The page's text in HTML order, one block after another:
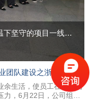
炎炎夏日送“清凉” 公司领导慰问高温下坚守的项目一线员工
2018年6月勤泽美业团队建设之浙江仙居两日游
余生活，使员工在紧张的
力，6月22日，公司组织